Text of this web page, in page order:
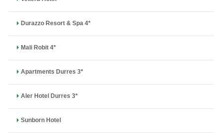
Durazzo Resort & Spa 4*
Mali Robit 4*
Apartments Durres 3*
Aler Hotel Durres 3*
Sunborn Hotel